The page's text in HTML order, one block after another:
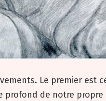
Le premier est
profond de notre propre